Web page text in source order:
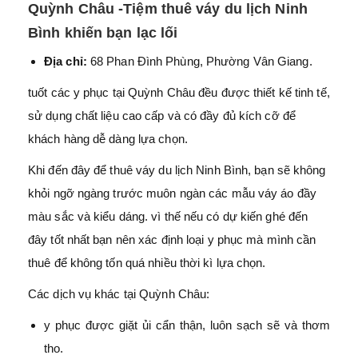
Quỳnh Châu -Tiệm thuê váy du lịch Ninh
Bình khiến bạn lạc lối
Địa chỉ: 68 Phan Đình Phùng, Phường Vân Giang.
tuốt các y phục tại Quỳnh Châu đều được thiết kế tinh tế,
sử dụng chất liệu cao cấp và có đầy đủ kích cỡ để
khách hàng dễ dàng lựa chọn.
Khi đến đây để thuê váy du lịch Ninh Bình, bạn sẽ không
khỏi ngỡ ngàng trước muôn ngàn các mẫu váy áo đầy
màu sắc và kiểu dáng. vì thế nếu có dự kiến ghé đến
đây tốt nhất bạn nên xác định loại y phục mà mình cần
thuê để không tốn quá nhiều thời kì lựa chọn.
Các dịch vụ khác tại Quỳnh Châu:
y phục được giặt ủi cẩn thận, luôn sạch sẽ và thơm
tho.